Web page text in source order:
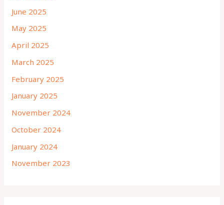
June 2025
May 2025
April 2025
March 2025
February 2025
January 2025
November 2024
October 2024
January 2024
November 2023